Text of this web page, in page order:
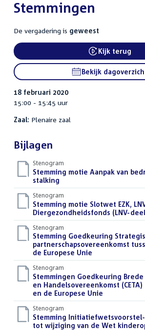
:Stemmingen
De vergadering is geweest
External
Kijk terug
Bekijk
18 februari 2020
15:00 - 15:45 uur
Zaal: Plenaire zaal
Bijlagen
Stenogram
Download
bestand:
Stemming motie Aanpak van
stalking
Stenogram
Download
bestand:
Stemming motie Slotwet EZK,
Diergezondheidsfonds (LNV-
Stenogram
Download
bestand:
Stemming Goedkeuring
partnerschapsovereenkomst
de Europese Unie
Stenogram
Download
bestand:
Stemmingen Goedkeuring Brede
en Handelsovereenkomst (CETA)
en de Europese Unie
Stenogram
Download
bestand:
Stemming
tot wijziging van de Wet